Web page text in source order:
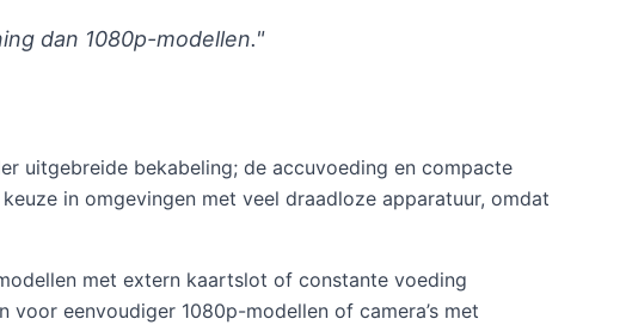
dan 1080p-modellen."
uitgebreide bekabeling; de accuvoeding en compacte
in omgevingen met veel draadloze apparatuur, omdat
met extern kaartslot of constante voeding
eenvoudiger 1080p-modellen of camera’s met